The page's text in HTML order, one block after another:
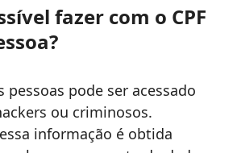
fazer com o CPF
pessoas pode ser acessado
ou criminosos.
informação é obtida